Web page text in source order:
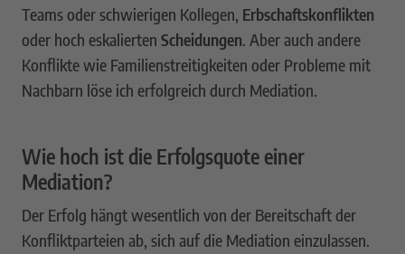
Teams oder schwierigen Kollegen, Erbschaftskonflikten
oder hoch eskalierten Scheidungen. Aber auch andere
Konflikte wie Familienstreitigkeiten oder Probleme mit
Nachbarn löse ich erfolgreich durch Mediation.
Wie hoch ist die Erfolgsquote einer
Mediation?
Der Erfolg hängt wesentlich von der Bereitschaft der
Konfliktparteien ab, sich auf die Mediation einzulassen.